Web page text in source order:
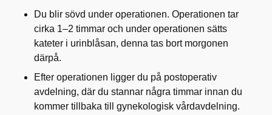
Du blir sövd under operationen. Operationen tar
cirka 1–2 timmar och under operationen sätts
kateter i urinblåsan, denna tas bort morgonen
därpå.
Efter operationen ligger du på postoperativ
avdelning, där du stannar några timmar innan du
kommer tillbaka till gynekologisk vårdavdelning.